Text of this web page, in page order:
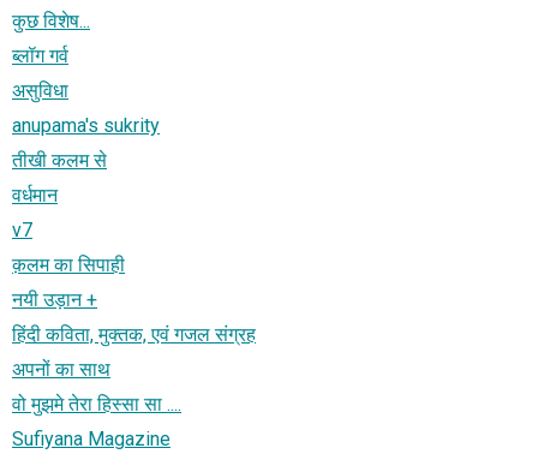
कुछ विशेष...
ब्लॉग गर्व
असुविधा
anupama's sukrity
तीखी कलम से
वर्धमान
v7
क़लम का सिपाही
नयी उड़ान +
हिंदी कविता, मुक्तक, एवं गजल संग्रह
अपनों का साथ
वो मुझमे तेरा हिस्सा सा ....
Sufiyana Magazine